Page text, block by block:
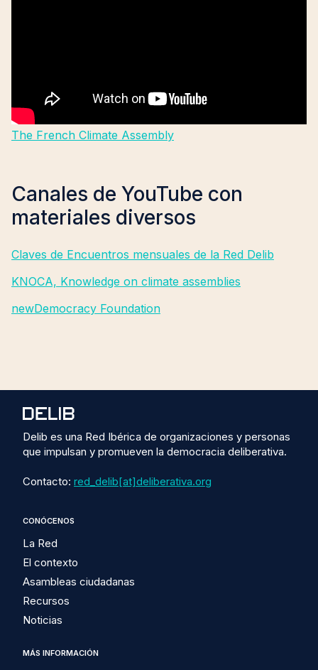
The French Climate Assembly
Canales de YouTube con
materiales diversos
Claves de Encuentros mensuales de la Red Delib
KNOCA, Knowledge on climate assemblies
newDemocracy Foundation
Delib es una Red Ibérica de organizaciones y personas
que impulsan y promueven la democracia deliberativa.
Contacto: red_delib[at]deliberativa.org
CONÓCENOS
La Red
El contexto
Asambleas ciudadanas
Recursos
Noticias
MÁS INFORMACIÓN